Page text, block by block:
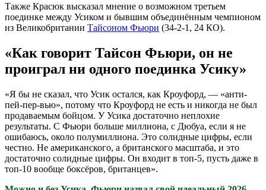
Также Красюк высказал мнение о возможном третьем
поединке между Усиком и бывшим объединённым чемпионом
из Великобритании Тайсоном Фьюри (34-2-1, 24 КО).
«Как говорит Тайсон Фьюри, он не
проиграл ни одного поединка Усику»
«Я бы не сказал, что Усик остался, как Кроуфорд, — «анти-
пей-пер-вью», потому что Кроуфорд не есть и никогда не был
продаваемым бойцом. У Усика достаточно неплохие
результаты. С Фьюри больше миллиона, с Дюбуа, если я не
ошибаюсь, около полумиллиона. Это солидные цифры, если
честно. Не американского, а британского масштаба, и это
достаточно солидные цифры. Он входит в топ-5, пусть даже в
топ-10 вообще боксёров, британцев».